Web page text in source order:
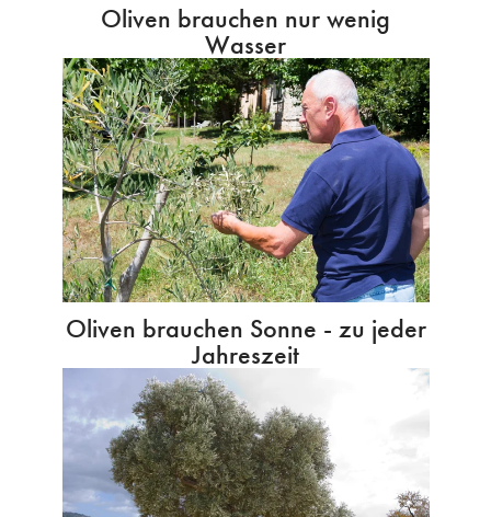
Oliven brauchen nur wenig
Wasser
Oliven brauchen Sonne - zu jeder
Jahreszeit